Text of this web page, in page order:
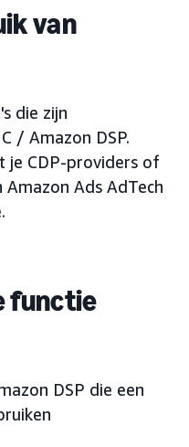
van
die zijn
/ Amazon DSP.
je CDP-providers of
Ads AdTech
functie
DSP die een